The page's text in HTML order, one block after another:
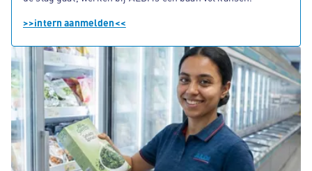
>>intern aanmelden<<